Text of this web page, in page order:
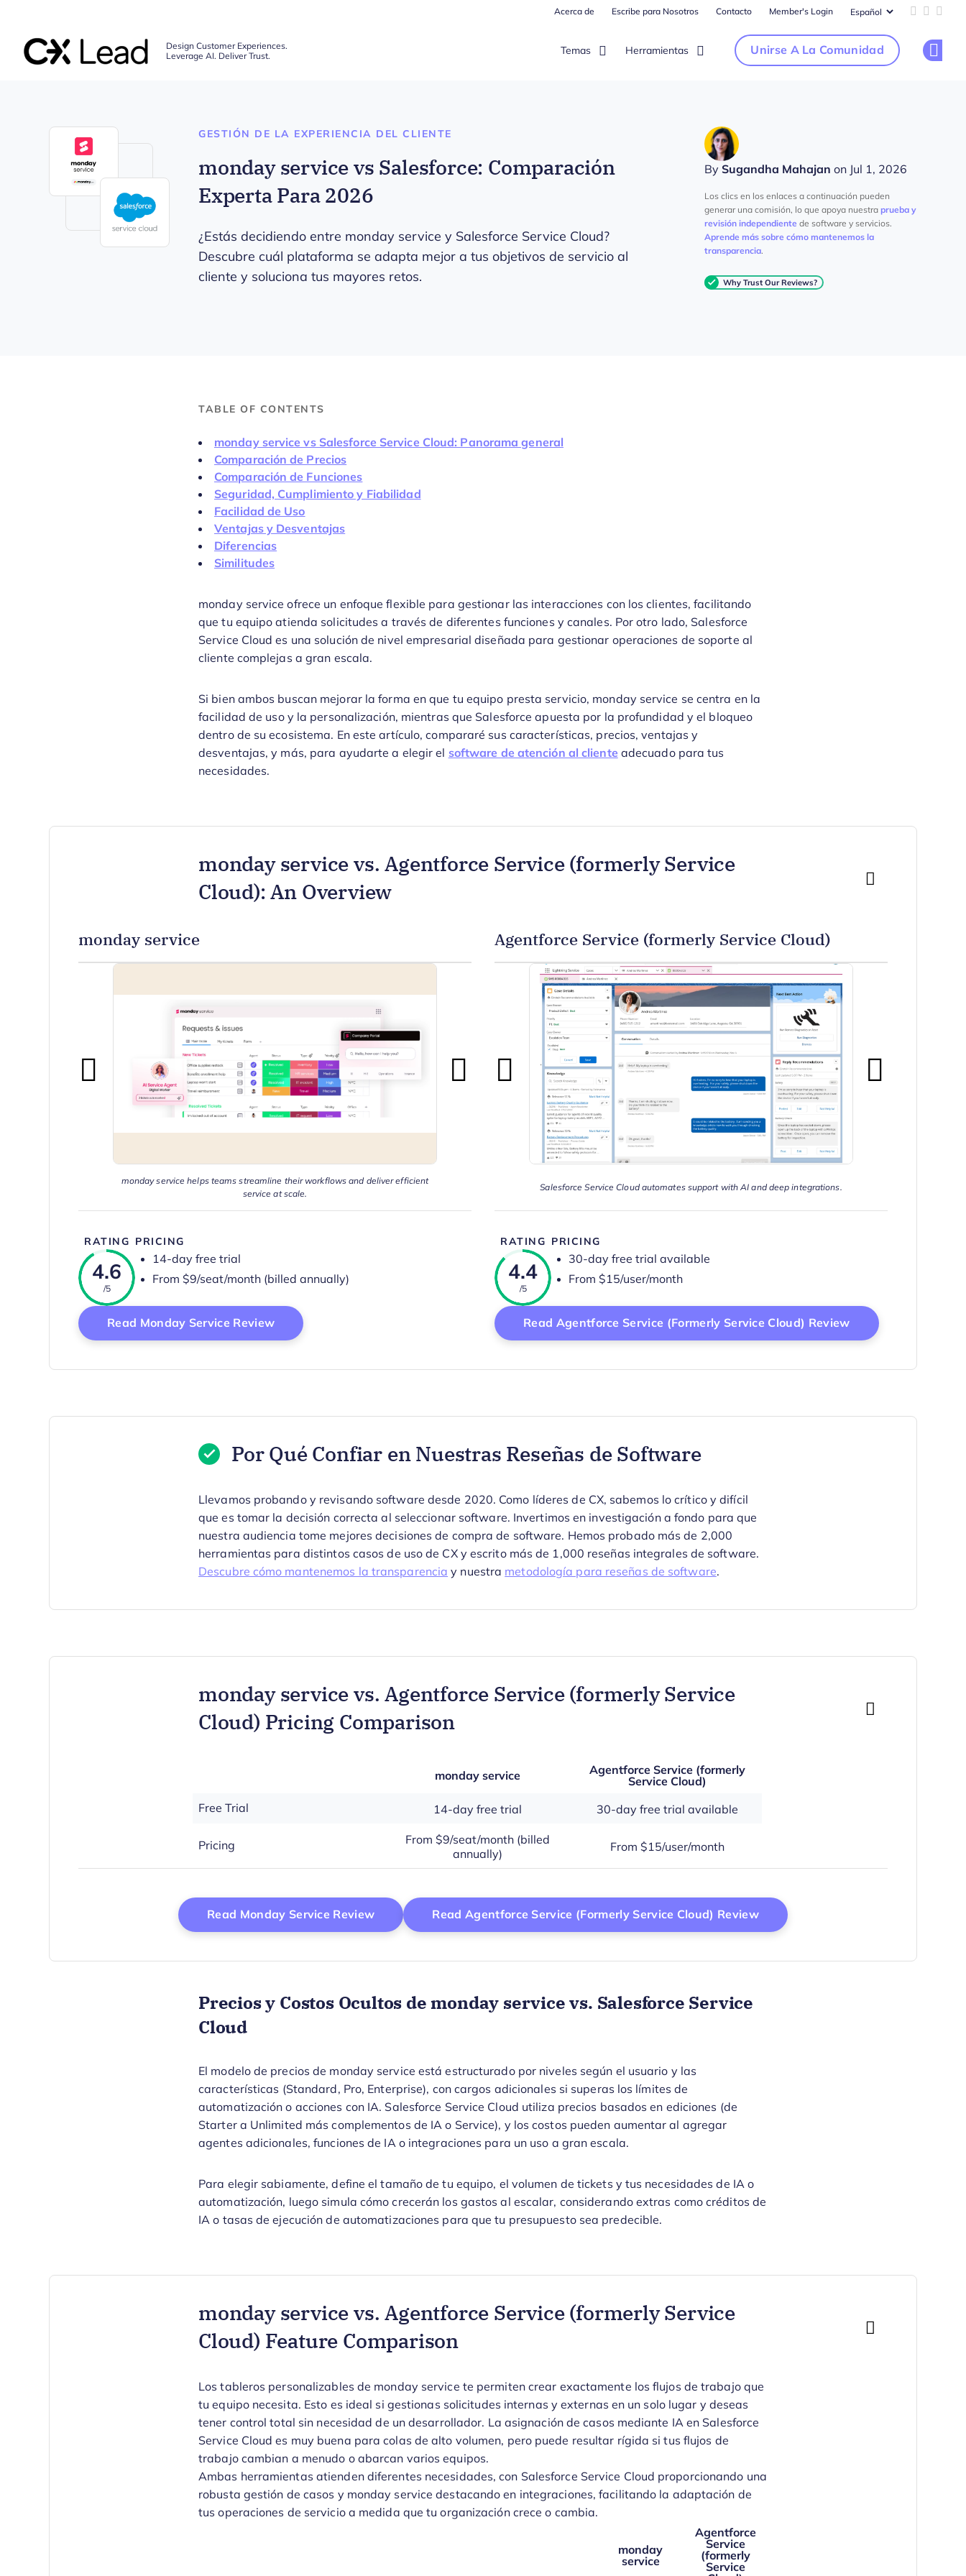
Acerca de Escribe para Nosotros Contacto Member's Login Add us
Follow
Design Customer Experiences.
Leverage AI. Deliver Trust.
Temas Herramientas Unirse A La Comunidad
GESTIÓN DE LA EXPERIENCIA DEL CLIENTE
monday service vs Salesforce: Comparación
Experta Para 2026
¿Estás decidiendo entre monday service y Salesforce Service Cloud?
Descubre cuál plataforma se adapta mejor a tus objetivos de servicio al
cliente y soluciona tus mayores retos.
By Sugandha Mahajan on Jul 1, 2026
Los clics en los enlaces a continuación pueden
generar una comisión, lo que apoya nuestra prueba y
revisión independiente de software y servicios.
Aprende más sobre cómo mantenemos la
transparencia.
Why Trust Our Reviews?
TABLE OF CONTENTS
monday service vs Salesforce Service Cloud: Panorama general
Comparación de Precios
Comparación de Funciones
Seguridad, Cumplimiento y Fiabilidad
Facilidad de Uso
Ventajas y Desventajas
Diferencias
Similitudes
monday service ofrece un enfoque flexible para gestionar las interacciones con los clientes, facilitando
que tu equipo atienda solicitudes a través de diferentes funciones y canales. Por otro lado, Salesforce
Service Cloud es una solución de nivel empresarial diseñada para gestionar operaciones de soporte al
cliente complejas a gran escala.
Si bien ambos buscan mejorar la forma en que tu equipo presta servicio, monday service se centra en la
facilidad de uso y la personalización, mientras que Salesforce apuesta por la profundidad y el bloqueo
dentro de su ecosistema. En este artículo, compararé sus características, precios, ventajas y
desventajas, y más, para ayudarte a elegir el software de atención al cliente adecuado para tus
necesidades.
monday service vs. Agentforce Service (formerly Service
Cloud): An Overview
monday service
monday service helps teams streamline their workflows and deliver efficient
service at scale.
RATING
4.6
/5
PRICING
14-day free trial
From $9/seat/month (billed annually)
Read Monday Service ReviewOpens New Window
Agentforce Service (formerly Service Cloud)
Salesforce Service Cloud automates support with AI and deep integrations.
RATING
4.4
/5
PRICING
30-day free trial available
From $15/user/month
Read Agentforce Service (formerly Service Cloud) ReviewOpens New Window
Por Qué Confiar en Nuestras Reseñas de Software
Llevamos probando y revisando software desde 2020. Como líderes de CX, sabemos lo crítico y difícil
que es tomar la decisión correcta al seleccionar software. Invertimos en investigación a fondo para que
nuestra audiencia tome mejores decisiones de compra de software. Hemos probado más de 2,000
herramientas para distintos casos de uso de CX y escrito más de 1,000 reseñas integrales de software.
Descubre cómo mantenemos la transparencia y nuestra metodología para reseñas de software.
monday service vs. Agentforce Service (formerly Service
Cloud) Pricing Comparison
monday service
Agentforce Service (formerly
Service Cloud)
Free Trial 14-day free trial 30-day free trial available
Pricing
From $9/seat/month (billed
annually)
From $15/user/month
Read Monday Service ReviewOpens New WindowRead Agentforce Service (formerly Service Cloud) ReviewOpens New Window
Precios y Costos Ocultos de monday service vs. Salesforce Service
Cloud
El modelo de precios de monday service está estructurado por niveles según el usuario y las
características (Standard, Pro, Enterprise), con cargos adicionales si superas los límites de
automatización o acciones con IA. Salesforce Service Cloud utiliza precios basados en ediciones (de
Starter a Unlimited más complementos de IA o Service), y los costos pueden aumentar al agregar
agentes adicionales, funciones de IA o integraciones para un uso a gran escala.
Para elegir sabiamente, define el tamaño de tu equipo, el volumen de tickets y tus necesidades de IA o
automatización, luego simula cómo crecerán los gastos al escalar, considerando extras como créditos de
IA o tasas de ejecución de automatizaciones para que tu presupuesto sea predecible.
monday service vs. Agentforce Service (formerly Service
Cloud) Feature Comparison
Los tableros personalizables de monday service te permiten crear exactamente los flujos de trabajo que
tu equipo necesita. Esto es ideal si gestionas solicitudes internas y externas en un solo lugar y deseas
tener control total sin necesidad de un desarrollador. La asignación de casos mediante IA en Salesforce
Service Cloud es muy buena para colas de alto volumen, pero puede resultar rígida si tus flujos de
trabajo cambian a menudo o abarcan varios equipos.
Ambas herramientas atienden diferentes necesidades, con Salesforce Service Cloud proporcionando una
robusta gestión de casos y monday service destacando en integraciones, facilitando la adaptación de
tus operaciones de servicio a medida que tu organización crece o cambia.
monday
service
Agentforce
Service
(formerly
Service